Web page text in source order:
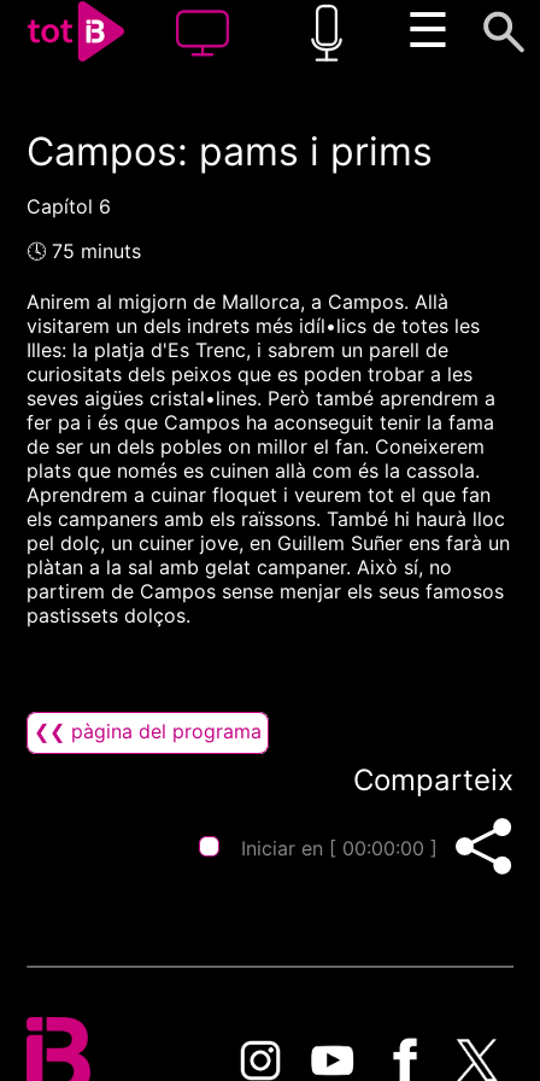
☰
00:00 00:00
Campos: pams i prims
Capítol 6
🕓 75 minuts
Anirem al migjorn de Mallorca, a Campos. Allà
visitarem un dels indrets més idíl•lics de totes les
Illes: la platja d'Es Trenc, i sabrem un parell de
curiositats dels peixos que es poden trobar a les
seves aigües cristal•lines. Però també aprendrem a
fer pa i és que Campos ha aconseguit tenir la fama
de ser un dels pobles on millor el fan. Coneixerem
plats que només es cuinen allà com és la cassola.
Aprendrem a cuinar floquet i veurem tot el que fan
els campaners amb els raïssons. També hi haurà lloc
pel dolç, un cuiner jove, en Guillem Suñer ens farà un
plàtan a la sal amb gelat campaner. Això sí, no
partirem de Campos sense menjar els seus famosos
pastissets dolços.
❮❮ pàgina del programa
Comparteix
Iniciar en [ 00:00:00 ]